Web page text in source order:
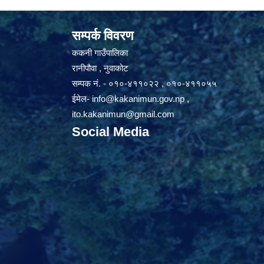
सम्पर्क विवरण
ककनी गाउँपालिका
रानीपौवा , नुवाकोट
सम्पक नं. - ०१०-४११०२२ , ०१०-४११०५५
ईमेल- info@kakanimun.gov.np,
ito.kakanimun@gmail.com
Social Media